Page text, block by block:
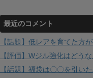
最近のコメント
【話題】低レアを育てた方
【評価】Wジル強化はどう
【話題】福袋は〇〇を引い